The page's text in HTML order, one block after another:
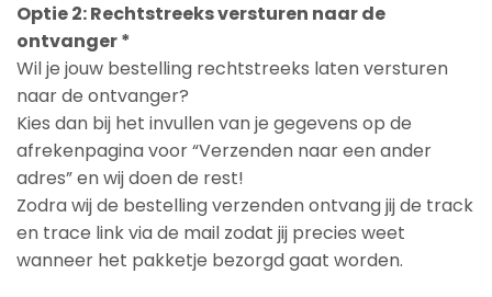
Optie 2: Rechtstreeks versturen naar de
ontvanger *
Wil je jouw bestelling rechtstreeks laten versturen
naar de ontvanger?
Kies dan bij het invullen van je gegevens op de
afrekenpagina voor “Verzenden naar een ander
adres” en wij doen de rest!
Zodra wij de bestelling verzenden ontvang jij de track
en trace link via de mail zodat jij precies weet
wanneer het pakketje bezorgd gaat worden.